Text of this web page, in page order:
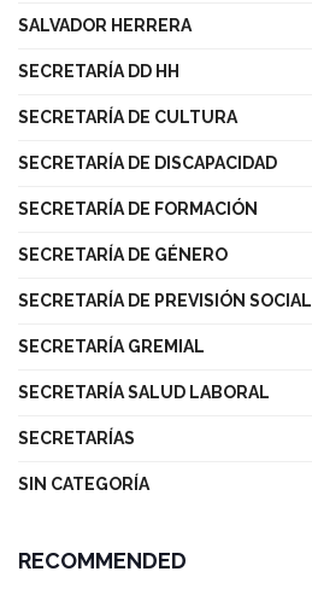
SALVADOR HERRERA
SECRETARÍA DD HH
SECRETARÍA DE CULTURA
SECRETARÍA DE DISCAPACIDAD
SECRETARÍA DE FORMACIÓN
SECRETARÍA DE GÉNERO
SECRETARÍA DE PREVISIÓN SOCIAL
SECRETARÍA GREMIAL
SECRETARÍA SALUD LABORAL
SECRETARÍAS
SIN CATEGORÍA
RECOMMENDED